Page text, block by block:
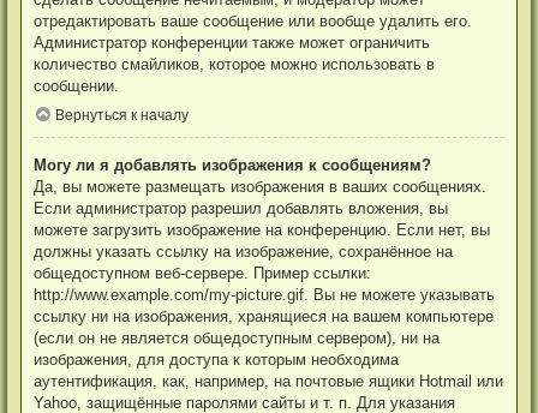
отредактировать ваше сообщение или вообще удалить его.
Администратор конференции также может ограничить
количество смайликов, которое можно использовать в
сообщении.
Вернуться к началу
Могу ли я добавлять изображения к сообщениям?
Да, вы можете размещать изображения в ваших сообщениях.
Если администратор разрешил добавлять вложения, вы
можете загрузить изображение на конференцию. Если нет, вы
должны указать ссылку на изображение, сохранённое на
общедоступном веб-сервере. Пример ссылки:
http://www.example.com/my-picture.gif. Вы не можете указывать
ссылку ни на изображения, хранящиеся на вашем компьютере
(если он не является общедоступным сервером), ни на
изображения, для доступа к которым необходима
аутентификация, как, например, на почтовые ящики Hotmail или
Yahoo, защищённые паролями сайты и т. п. Для указания